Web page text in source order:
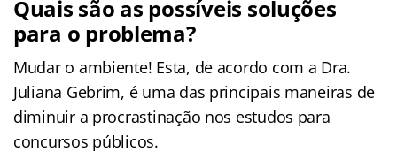
Quais são as possíveis soluções
para o problema?
Mudar o ambiente! Esta, de acordo com a Dra.
Juliana Gebrim, é uma das principais maneiras de
diminuir a procrastinação nos estudos para
concursos públicos.